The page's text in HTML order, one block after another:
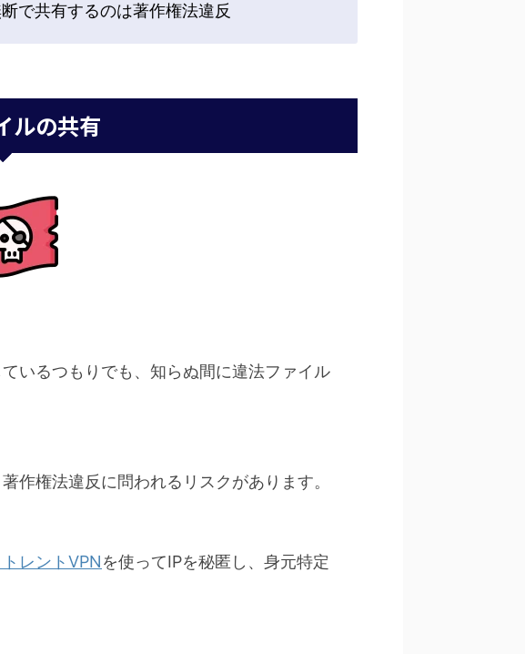
で共有するのは著作権法違反
ルの共有
いるつもりでも、知らぬ間に違法ファイル
作権法違反に問われるリスクがあります。
レントVPNを使ってIPを秘匿し、身元特定